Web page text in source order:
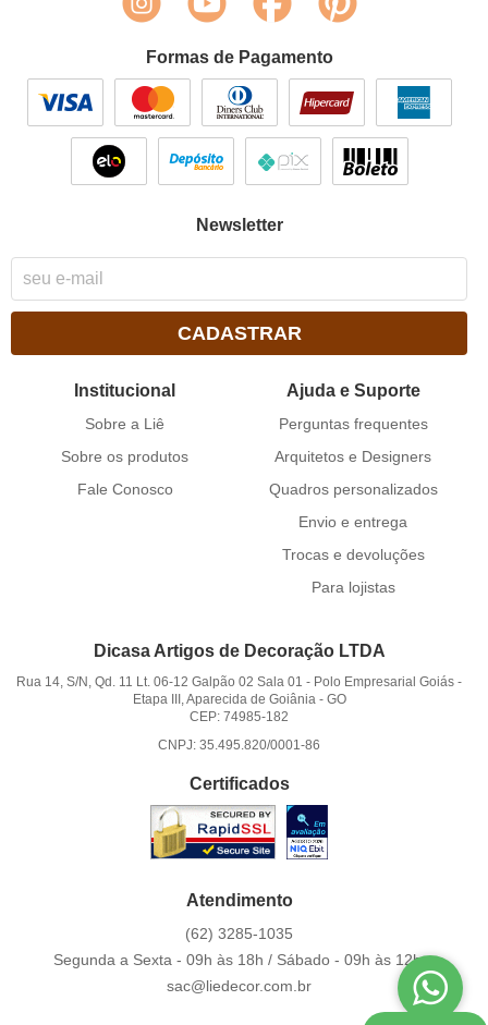
Formas de Pagamento
Newsletter
CADASTRAR
Institucional
Sobre a Liê
Sobre os produtos
Fale Conosco
Ajuda e Suporte
Perguntas frequentes
Arquitetos e Designers
Quadros personalizados
Envio e entrega
Trocas e devoluções
Para lojistas
Dicasa Artigos de Decoração LTDA
Rua 14, S/N, Qd. 11 Lt. 06-12 Galpão 02 Sala 01 - Polo Empresarial Goiás -
Etapa III, Aparecida de Goiânia- GO
CEP: 74985-182
CNPJ: 35.495.820/0001-86
Certificados
Atendimento
(62) 3285-1035
Segunda a Sexta - 09h às 18h / Sábado - 09h às 12h.
sac@liedecor.com.br